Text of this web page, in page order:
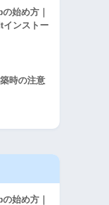
始め方｜
インストー
時の注意
始め方｜